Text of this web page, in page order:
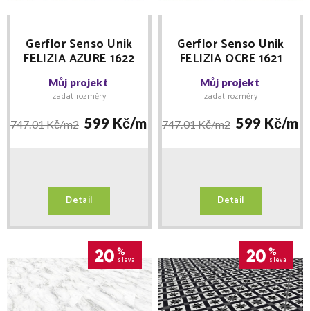
Gerflor Senso Unik
FELIZIA AZURE 1622
samolepící tl. 3,5mm
Můj projekt
zadat rozměry
747.01 Kč/m2 599 Kč/m2
Detail
Gerflor Senso Unik
FELIZIA OCRE 1621
samolepící tl. 3,5mm
Můj projekt
zadat rozměry
747.01 Kč/m2 599 Kč/m2
Detail
20 %
sleva 20 %
sleva